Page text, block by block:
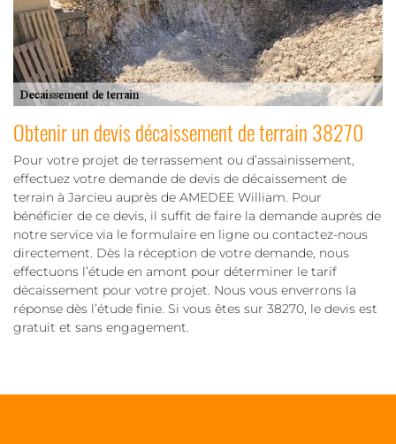
Obtenir un devis décaissement de terrain 38270
Pour votre projet de terrassement ou d’assainissement,
effectuez votre demande de devis de décaissement de
terrain à Jarcieu auprès de AMEDEE William. Pour
bénéficier de ce devis, il suffit de faire la demande auprès de
notre service via le formulaire en ligne ou contactez-nous
directement. Dès la réception de votre demande, nous
effectuons l’étude en amont pour déterminer le tarif
décaissement pour votre projet. Nous vous enverrons la
réponse dès l’étude finie. Si vous êtes sur 38270, le devis est
gratuit et sans engagement.